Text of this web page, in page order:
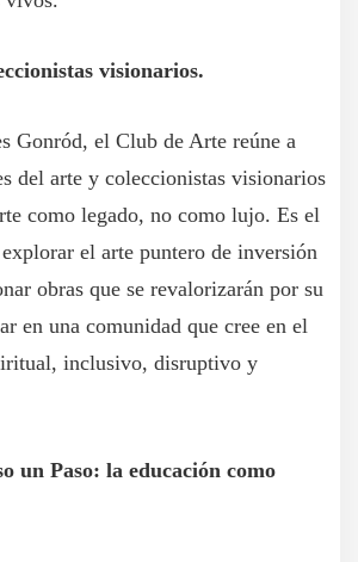
visionarios.
Gonród, el Club de Arte reúne a
del arte y coleccionistas visionarios
como legado, no como lujo. Es el
el arte puntero de inversión
obras que se revalorizarán por su
en una comunidad que cree en el
inclusivo, disruptivo y
un Paso: la educación como